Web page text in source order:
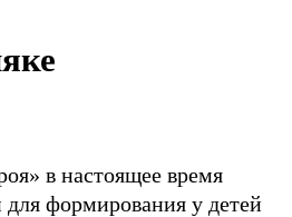
в настоящее время
для формирования у детей